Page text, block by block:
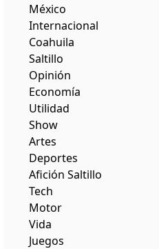
México
Internacional
Coahuila
Saltillo
Opinión
Economía
Utilidad
Show
Artes
Deportes
Afición Saltillo
Tech
Motor
Vida
Juegos